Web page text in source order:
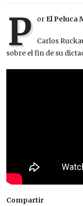
P or El Peluca
Carlos
sobre el fin de su
Compartir